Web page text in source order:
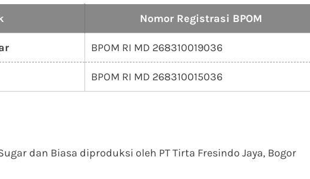
Nomor Registrasi BPOM
BPOM RI MD 268310019036
BPOM RI MD 268310015036
dan Biasa diproduksi oleh PT Tirta Fresindo Jaya, Bogor